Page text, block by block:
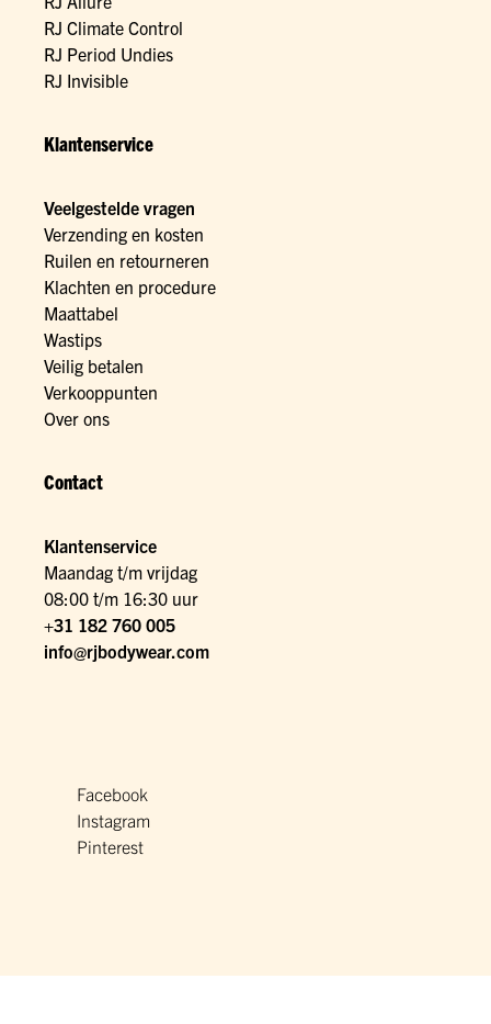
RJ Climate Control
RJ Period Undies
RJ Invisible
Klantenservice
Veelgestelde vragen
Verzending en kosten
Ruilen en retourneren
Klachten en procedure
Maattabel
Wastips
Veilig betalen
Verkooppunten
Over ons
Contact
Klantenservice
Maandag t/m vrijdag
08:00 t/m 16:30 uur
+31 182 760 005
info@rjbodywear.com
Facebook
Instagram
Pinterest